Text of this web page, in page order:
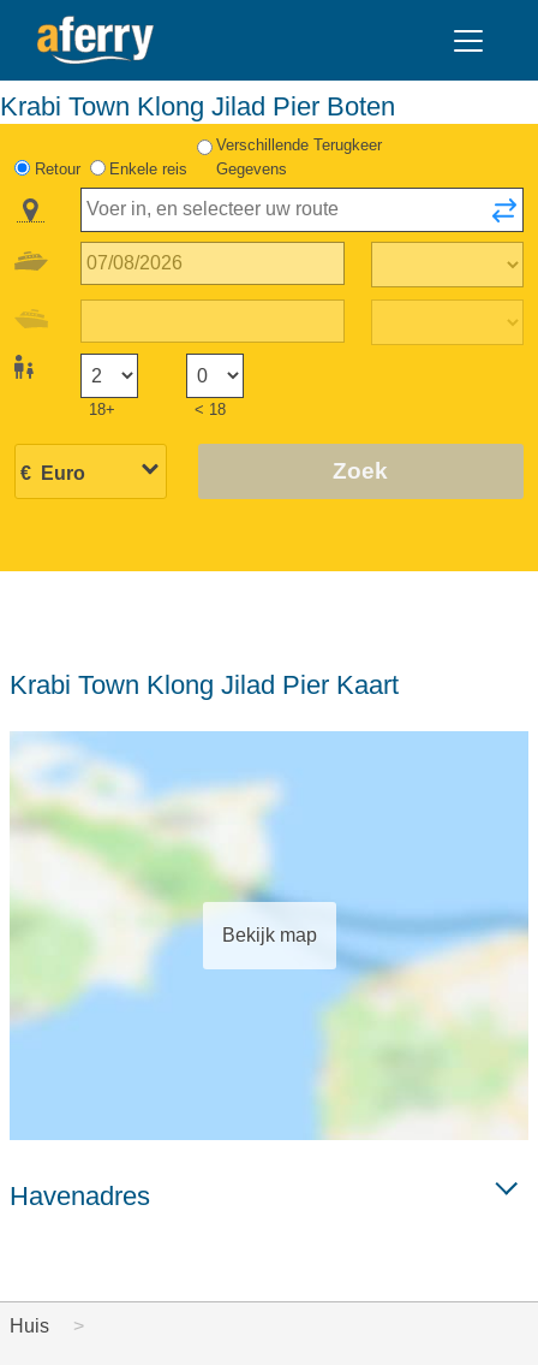
Krabi Town Klong Jilad Pier Boten
Retour Enkele reis
Verschillende Terugkeer
Gegevens
18+ < 18
Zoek
Krabi Town Klong Jilad Pier Kaart
Bekijk map
Havenadres
Huis